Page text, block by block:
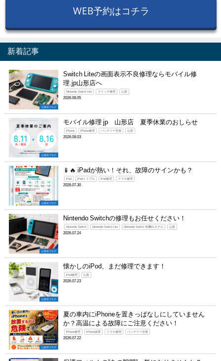
WEB予約はコチラ
新着記事
山形店ブログ
Switch Liteの画面表示不良修理ならモバイル修
理.jp山形店へ
Nintendo Switch Lite スイッチ修理 山形
2026.08.05
山形店ブログ
モバイル修理 jp 山形店 夏季休業のおしらせ
iPhone iPhone修理 バッテリー交換 山形
2026.08.03
山形店ブログ
📱🔥 iPadが熱い！それ、故障のサインかも？
iPad iPadトラブル iPad修理 スマホ修理
2026.07.30
山形店ブログ
Nintendo Switchの修理もお任せください！
Nintendo Switch Nintendo Switch Lite Nintendo Switch 有機ELモデル 山形
2026.07.24
山形店ブログ
懐かしのiPod、まだ修理できます！
iPod修理 山形
2026.07.23
山形店ブログ
夏の車内にiPhoneを置きっぱなしにしていません
か？高温による故障にご注意ください！
iPhone修理 iPhone故障 スマホ修理 バッテリー交換
2026.07.22